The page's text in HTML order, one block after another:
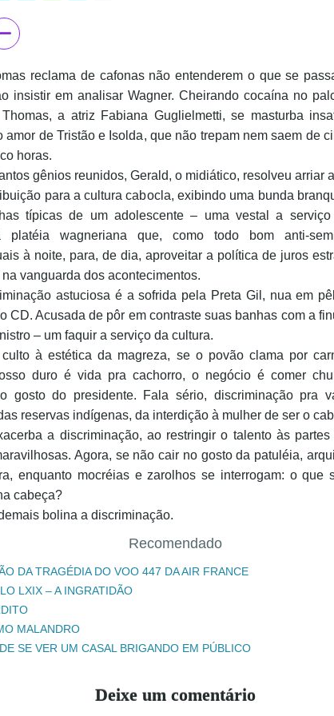
reclama de cafonas não entenderem o que se
insistir em analisar Wagner. Cheirando cocaína no
a atriz Fabiana Guglielmetti, se masturba
amor de Tristão e Isolda, que não trepam nem saem de
horas.
gênios reunidos, Gerald, o midiático, resolveu arriar
para a cultura cabocla, exibindo uma bunda
típicas de um adolescente – uma vestal a
platéia wagneriana que, como todo bom anti-
à noite, para, de dia, aproveitar a política de juros
na vanguarda dos acontecimentos.
astuciosa é a sofrida pela Preta Gil, nua em
CD. Acusada de pôr em contraste suas banhas com a
– um faquir a serviço da cultura.
à estética da magreza, se o povão clama por
duro é vida pra cachorro, o negócio é comer
gosto do presidente. Fala sério, discriminação pra
reservas indígenas, da interdição à mulher de ser o
a discriminação, ao restringir o talento às
Agora, se não cair no gosto da patuléia,
enquanto mocréias e zarolhos se interrogam: o que
cabeça?
bolina a discriminação.
Recomendado
DA TRAGÉDIA DO VOO 447 DA AIR FRANCE
LXIX – A INGRATIDÃO
MALANDRO
SE VER UM CASAL BRIGANDO EM PÚBLICO
Deixe um comentário